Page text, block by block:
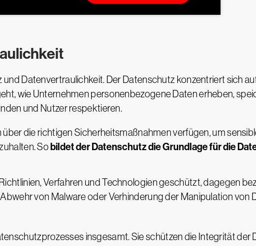
Datenvertraulichkeit. Der Datenschutz konzentriert sich
wie Unternehmen personenbezogene Daten erheben,
und Nutzer respektieren.
die richtigen Sicherheitsmaßnahmen verfügen, um
So bildet der Datenschutz die Grundlage für die
Verfahren und Technologien geschützt, dagegen
von Malware oder Verhinderung der Manipulation von
insgesamt. Sie schützen die Integrität der